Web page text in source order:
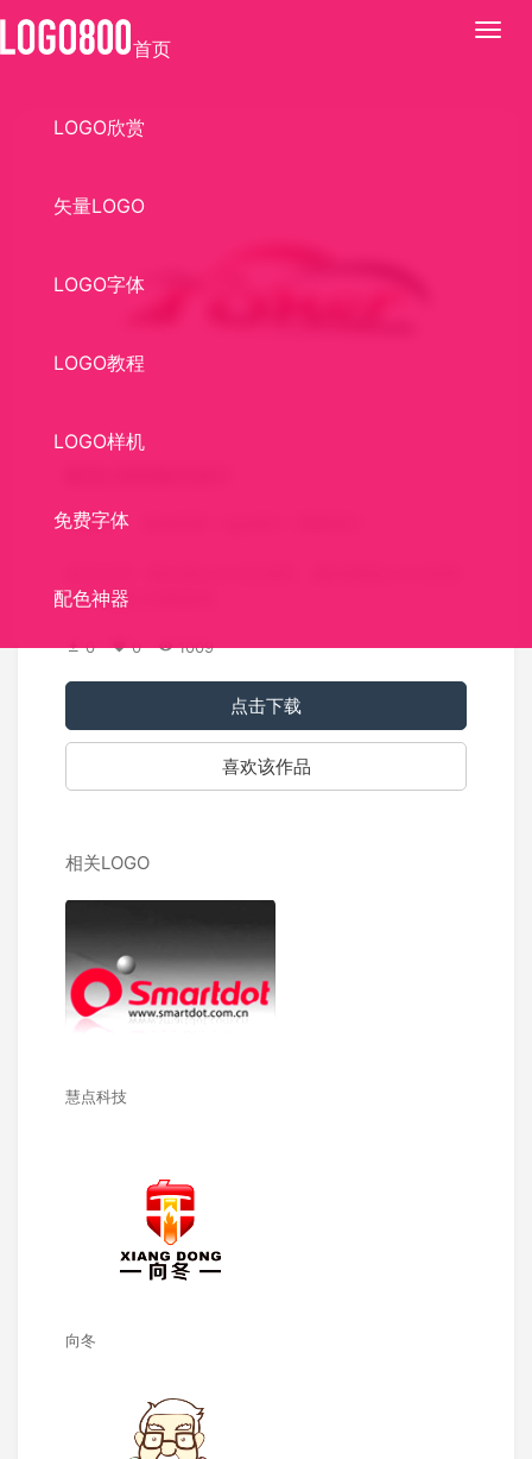
展
首页
LOGO欣赏
矢量LOGO
LOGO字体
LOGO教程
LOGO样机
免费字体
配色神器
关键词：
文字母融入到商标里。
0 0 1009
点击下载
喜欢该作品
相关LOGO
慧点科技
向冬